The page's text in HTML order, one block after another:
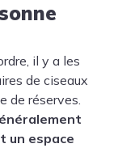
il y a les
de ciseaux
de réserves.
un espace